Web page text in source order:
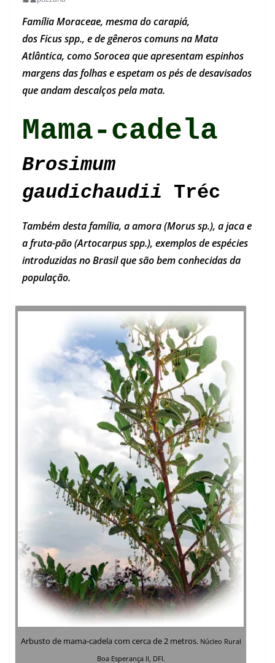
Família Moraceae, mesma do carapiá,
dos Ficus spp., e de gêneros comuns na Mata
Atlântica, como Sorocea que apresentam espinhos
margens das folhas e espetam os pés de desavisados
que andam descalços pela mata.
Mama-cadela
Brosimum
gaudichaudii Tréc
Também desta família, a amora (Morus sp.), a jaca e
a fruta-pão (Artocarpus spp.), exemplos de espécies
introduzidas no Brasil que são bem conhecidas da
população.
Arbusto de mama-cadela com cerca de 2 metros.Núcleo Rural
Boa Esperança II, DFl.